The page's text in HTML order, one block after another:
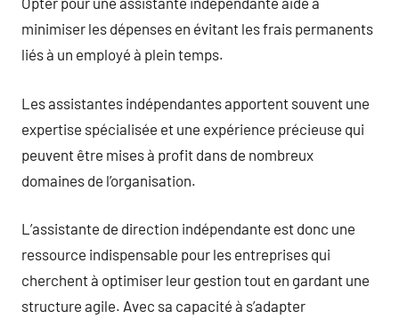
minimiser les dépenses en évitant les frais permanents
liés à un employé à plein temps.
Les assistantes indépendantes apportent souvent une
expertise spécialisée et une expérience précieuse qui
peuvent être mises à profit dans de nombreux
domaines de l’organisation.
L’assistante de direction indépendante est donc une
ressource indispensable pour les entreprises qui
cherchent à optimiser leur gestion tout en gardant une
structure agile. Avec sa capacité à s’adapter